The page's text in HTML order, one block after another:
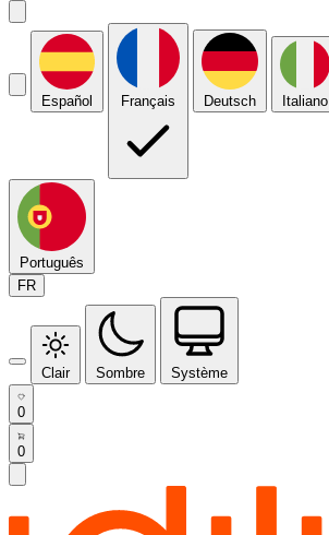
Español Français Deutsch Italiano
Português
FR
Clair Sombre Système
0
0